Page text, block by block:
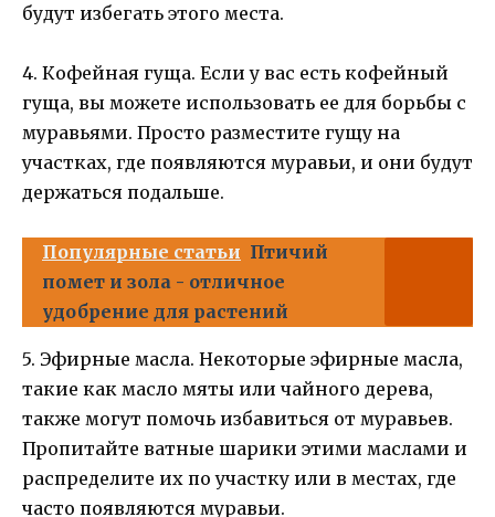
будут избегать этого места.
4. Кофейная гуща. Если у вас есть кофейный
гуща, вы можете использовать ее для борьбы с
муравьями. Просто разместите гущу на
участках, где появляются муравьи, и они будут
держаться подальше.
Популярные статьи Птичий
помет и зола - отличное
удобрение для растений
5. Эфирные масла. Некоторые эфирные масла,
такие как масло мяты или чайного дерева,
также могут помочь избавиться от муравьев.
Пропитайте ватные шарики этими маслами и
распределите их по участку или в местах, где
часто появляются муравьи.